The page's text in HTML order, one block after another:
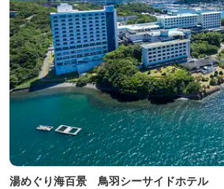
湯めぐり海百景 鳥羽シーサイドホテル